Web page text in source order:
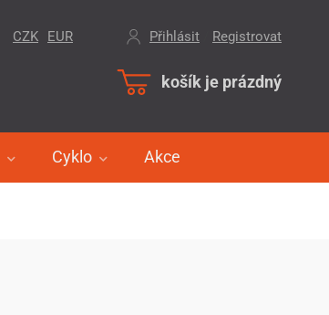
košík je prázdný
Cyklo Akce
CZK EUR Přihlásit Registrovat